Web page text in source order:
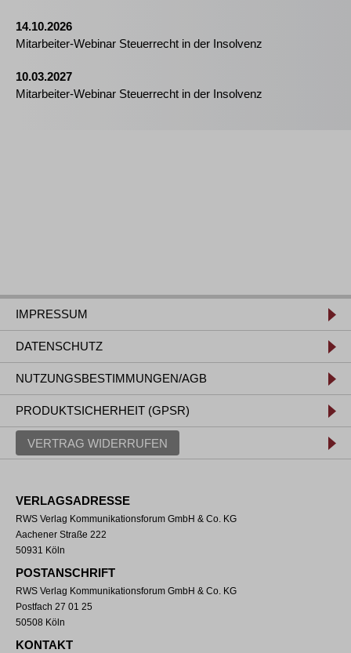
14.10.2026
Mitarbeiter-Webinar Steuerrecht in der Insolvenz
10.03.2027
Mitarbeiter-Webinar Steuerrecht in der Insolvenz
IMPRESSUM
DATENSCHUTZ
NUTZUNGSBESTIMMUNGEN/AGB
PRODUKTSICHERHEIT (GPSR)
VERTRAG WIDERRUFEN
VERLAGSADRESSE
RWS Verlag Kommunikationsforum GmbH & Co. KG
Aachener Straße 222
50931 Köln
POSTANSCHRIFT
RWS Verlag Kommunikationsforum GmbH & Co. KG
Postfach 27 01 25
50508 Köln
KONTAKT